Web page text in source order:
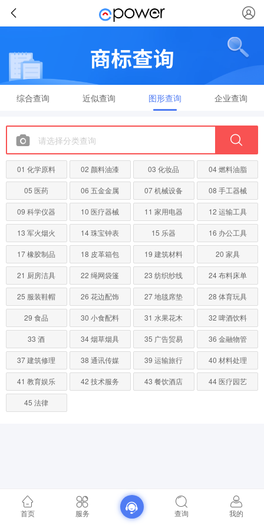
综合查询 近似查询 图形查询 企业查询
01 化学原料 02 颜料油漆 03 化妆品 04 燃料油脂
05 医药 06 五金金属 07 机械设备 08 手工器械
09 科学仪器 10 医疗器械 11 家用电器 12 运输工具
13 军火烟火 14 珠宝钟表 15 乐器 16 办公工具
17 橡胶制品 18 皮革箱包 19 建筑材料 20 家具
21 厨房洁具 22 绳网袋篷 23 纺织纱线 24 布料床单
25 服装鞋帽 26 花边配饰 27 地毯席垫 28 体育玩具
29 食品 30 小食配料 31 水果花木 32 啤酒饮料
33 酒 34 烟草烟具 35 广告贸易 36 金融物管
37 建筑修理 38 通讯传媒 39 运输旅行 40 材料处理
41 教育娱乐 42 技术服务 43 餐饮酒店 44 医疗园艺
45 法律
首页 服务 查询 我的